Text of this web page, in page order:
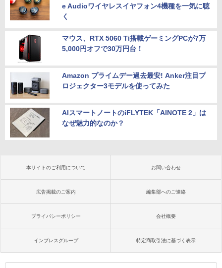
e Audioワイヤレスイヤフォン4機種を一気に聴
く
マウス、RTX 5060 Ti搭載ゲーミングPCが7万
5,000円オフで30万円台！
Amazon プライムデー過去最安! Anker注目プ
ロジェクター3モデルを使ってみた
AIスマートノートのiFLYTEK「AINOTE 2」は
なぜ魅力的なのか？
本サイトのご利用について お問い合わせ
広告掲載のご案内 編集部へのご連絡
プライバシーポリシー 会社概要
インプレスグループ 特定商取引法に基づく表示